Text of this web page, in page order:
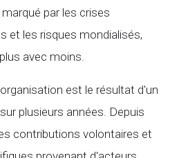
par les crises
et les risques mondialisés,
avec moins.
est le résultat d'un
plusieurs années. Depuis
contributions volontaires et